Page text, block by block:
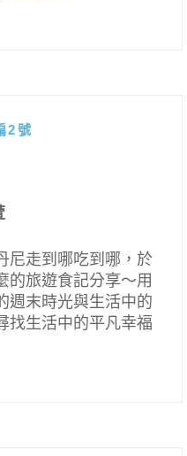
2號
尼走到哪吃到哪，於
的旅遊食記分享～用
週末時光與生活中的
找生活中的平凡幸福